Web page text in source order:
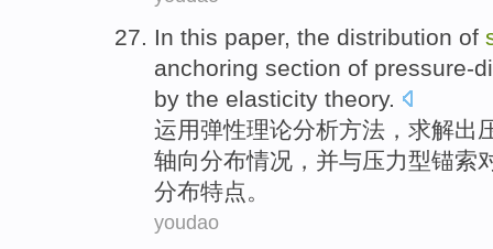
In this paper, the distribution of
anchoring section of pressure-
by the elasticity theory.
运用弹性理论分析方法，求解出
轴向分布情况，并与压力型锚索
分布特点。
youdao